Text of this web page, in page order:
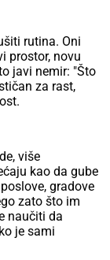
rutina. Oni
prostor, novu
javi nemir: "Što
za rast,
više
kao da gube
gradove
zato što im
naučiti da
je sami